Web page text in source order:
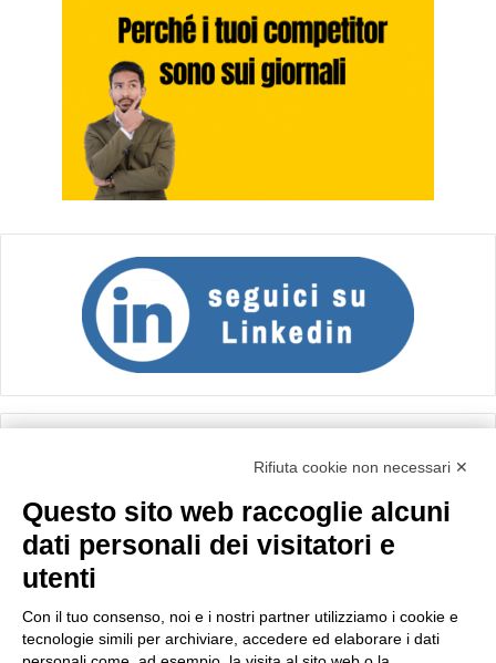
Importo netto (€):
Rifiuta cookie non necessari ✕
Questo sito web raccoglie alcuni
dati personali dei visitatori e
utenti
Con il tuo consenso, noi e i nostri partner utilizziamo i cookie e
tecnologie simili per archiviare, accedere ed elaborare i dati